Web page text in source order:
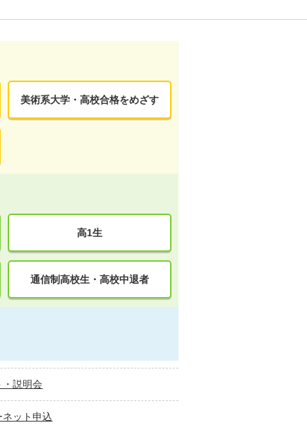
美術系大学・高校合格をめざす
高1生
通信制高校生・高校中退者
・説明会
ネット申込